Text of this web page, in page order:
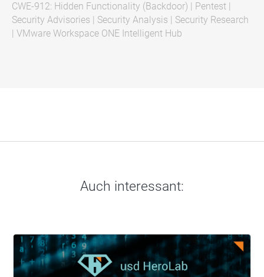
CWE-912: Hidden Functionality (Backdoor) Pentest
Security Advisories
Security Analysis
Security Research
VMware Workspace ONE Intelligent Hub
Auch interessant: